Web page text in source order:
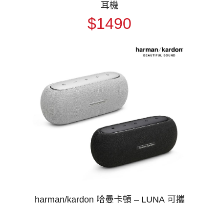
耳機
$1490
harman/kardon 哈曼卡頓 – LUNA 可攜